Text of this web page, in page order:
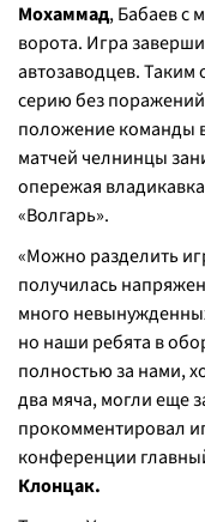
Мохаммад, Бабаев с
ворота. Игра
автозаводцев.
серию без
положение команды
матчей челнинцы
опережая
«Волгарь».
«Можно разделить
получилась
много
но наши ребята в
полностью за нами,
два мяча, могли еще
прокомментировал
конференции
Клонцак.